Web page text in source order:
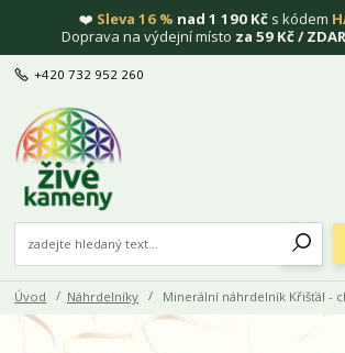
❤️ Sleva 16 % nad 1 190 Kč s kódem
Doprava na výdejní místo za 59 Kč /
+420 732 952 260
Úvod Náhrdelníky Minerální náhrdelník Křišťál -